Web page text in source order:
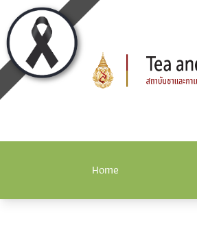
Home